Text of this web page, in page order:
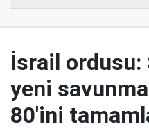
İsrail ordusu:
yeni
80'ini